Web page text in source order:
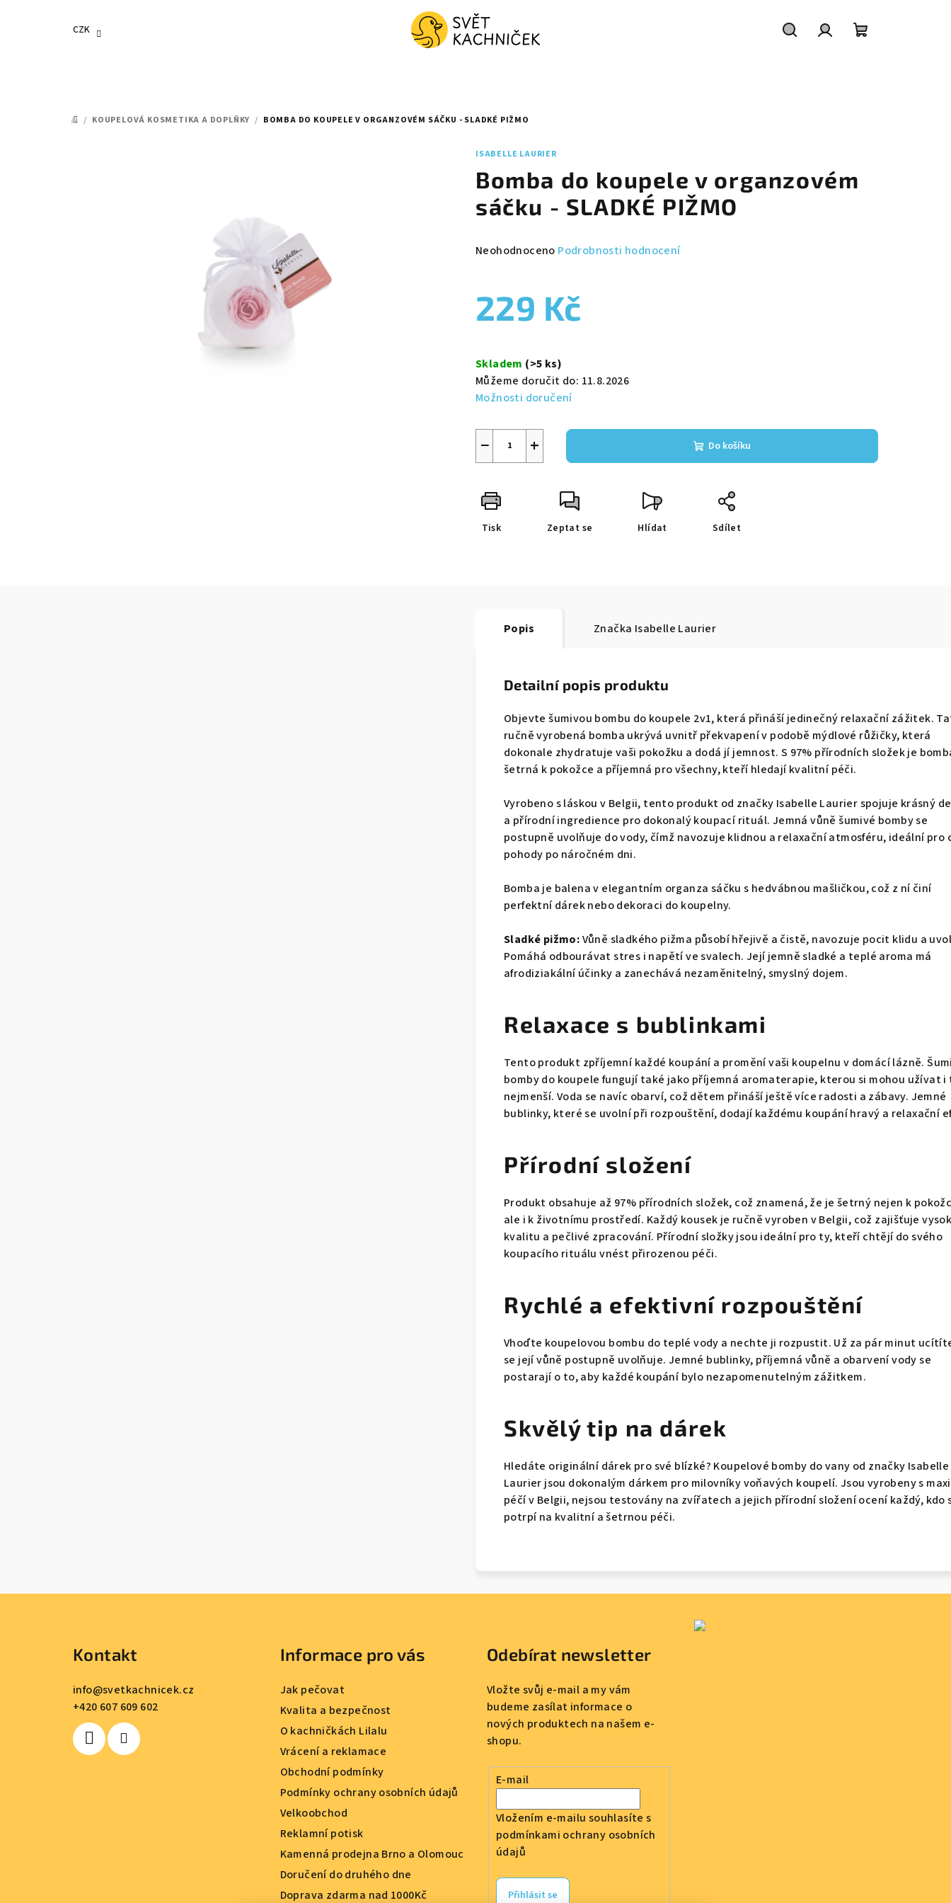
CZK
DOMŮ
/ KOUPELOVÁ KOSMETIKA A DOPLŇKY / BOMBA DO KOUPELE V ORGANZOVÉM SÁČKU - SLADKÉ PIŽMO
ISABELLE LAURIER
Bomba do koupele v organzovém
sáčku - SLADKÉ PIŽMO
Průměrné
je
0,0
hvězdiček.
Neohodnoceno Podrobnosti hodnocení
229 Kč
cena:
Skladem (>5 ks)
Můžeme doručit do: 11.8.2026
Možnosti doručení
+
− Do košíku
Tisk Zeptat se Hlídat Sdílet
Popis Značka Isabelle Laurier
Detailní popis produktu
Objevte šumivou bombu do koupele 2v1, která přináší jedinečný relaxační zážitek.
ručně vyrobená bomba ukrývá uvnitř překvapení v podobě mýdlové růžičky, která
dokonale zhydratuje vaši pokožku a dodá jí jemnost. S 97% přírodních složek je
šetrná k pokožce a příjemná pro všechny, kteří hledají kvalitní péči.
Vyrobeno s láskou v Belgii, tento produkt od značky Isabelle Laurier spojuje krásný
a přírodní ingredience pro dokonalý koupací rituál. Jemná vůně šumivé bomby se
postupně uvolňuje do vody, čímž navozuje klidnou a relaxační atmosféru, ideální pro
pohody po náročném dni.
Bomba je balena v elegantním organza sáčku s hedvábnou mašličkou, což z ní činí
perfektní dárek nebo dekoraci do koupelny.
Sladké pižmo:Vůně sladkého pižma působí hřejivě a čistě, navozuje pocit klidu a
Pomáhá odbourávat stres i napětí ve svalech. Její jemně sladké a teplé aroma má
afrodiziakální účinky a zanechává nezaměnitelný, smyslný dojem.
Relaxace s bublinkami
Tento produkt zpříjemní každé koupání a promění vaši koupelnu v domácí lázně.
bomby do koupele fungují také jako příjemná aromaterapie, kterou si mohou užívat i
nejmenší. Voda se navíc obarví, což dětem přináší ještě více radosti a zábavy. Jemné
bublinky, které se uvolní při rozpouštění, dodají každému koupání hravý a relaxační
Přírodní složení
Produkt obsahuje až 97% přírodních složek, což znamená, že je šetrný nejen k
ale i k životnímu prostředí. Každý kousek je ručně vyroben v Belgii, což zajišťuje
kvalitu a pečlivé zpracování. Přírodní složky jsou ideální pro ty, kteří chtějí do svého
koupacího rituálu vnést přirozenou péči.
Rychlé a efektivní rozpouštění
Vhoďte koupelovou bombu do teplé vody a nechte ji rozpustit. Už za pár minut
se její vůně postupně uvolňuje. Jemné bublinky, příjemná vůně a obarvení vody se
postarají o to, aby každé koupání bylo nezapomenutelným zážitkem.
Skvělý tip na dárek
Hledáte originální dárek pro své blízké? Koupelové bomby do vany od značky Isabelle
Laurier jsou dokonalým dárkem pro milovníky voňavých koupelí. Jsou vyrobeny s
péčí v Belgii, nejsou testovány na zvířatech a jejich přírodní složení ocení každý, kdo
potrpí na kvalitní a šetrnou péči.
Kontakt
info@svetkachnicek.cz
+420 607 609 602
Informace pro vás
Jak pečovat
Kvalita a bezpečnost
O kachničkách Lilalu
Vrácení a reklamace
Obchodní podmínky
Podmínky ochrany osobních údajů
Velkoobchod
Reklamní potisk
Kamenná prodejna Brno a Olomouc
Doručení do druhého dne
Doprava zdarma nad 1000Kč
Odebírat newsletter
Vložte svůj e-mail a my vám
budeme zasílat informace o
nových produktech na našem e-
shopu.
E-mail
Vložením e-mailu souhlasíte s
podmínkami ochrany osobních
údajů
Přihlásit se